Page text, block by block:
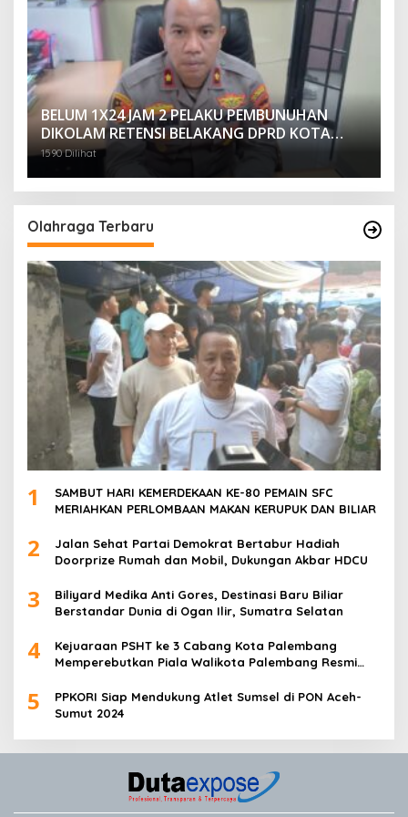
BELUM 1X24 JAM 2 PELAKU PEMBUNUHAN
DIKOLAM RETENSI BELAKANG DPRD KOTA
PALEMBANG TELAH DIRINGKUS ANGGOTA
1590 Dilihat
Olahraga Terbaru
1
SAMBUT HARI KEMERDEKAAN KE-80 PEMAIN SFC
MERIAHKAN PERLOMBAAN MAKAN KERUPUK DAN BILIAR
2
Jalan Sehat Partai Demokrat Bertabur Hadiah
Doorprize Rumah dan Mobil, Dukungan Akbar HDCU
3
Biliyard Medika Anti Gores, Destinasi Baru Biliar
Berstandar Dunia di Ogan Ilir, Sumatra Selatan
4
Kejuaraan PSHT ke 3 Cabang Kota Palembang
Memperebutkan Piala Walikota Palembang Resmi
5
PPKORI Siap Mendukung Atlet Sumsel di PON Aceh-
Sumut 2024